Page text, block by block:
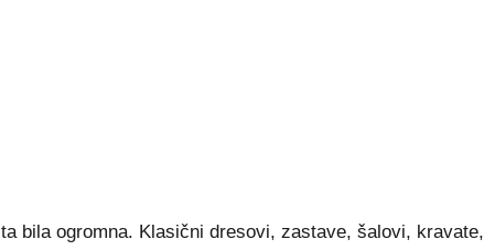
bila ogromna. Klasični dresovi, zastave, šalovi, kravate,